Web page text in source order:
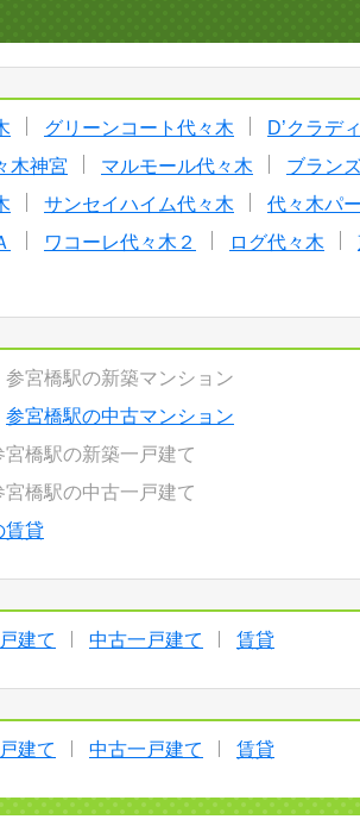
グリーンコート代々木
D’クラデ
木神宮 マルモール代々木 ブラン
サンセイハイム代々木 代々木パ
ワコーレ代々木２ ログ代々木
参宮橋駅の新築マンション
参宮橋駅の中古マンション
宮橋駅の新築一戸建て
宮橋駅の中古一戸建て
賃貸
建て 中古一戸建て 賃貸
建て 中古一戸建て 賃貸